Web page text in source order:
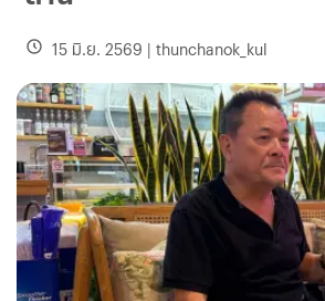
15 มิ.ย. 2569 | thunchanok_kul